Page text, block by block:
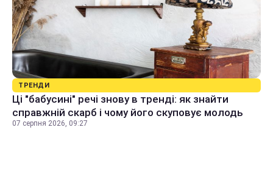
ТРЕНДИ
Ці "бабусині" речі знову в тренді: як знайти
справжній скарб і чому його скуповує молодь
07 серпня 2026, 09:27